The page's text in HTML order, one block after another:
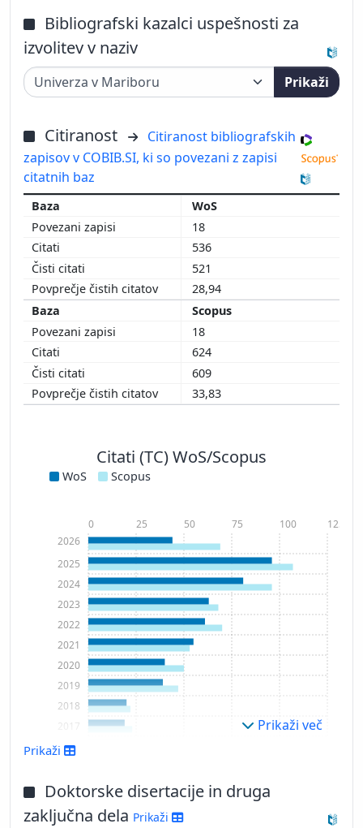
Bibliografski kazalci uspešnosti za
izvolitev v naziv
Prikaži
Citiranost
Citiranost bibliografskih
zapisov v COBIB.SI, ki so povezani z zapisi
citatnih baz
WoS
18
536
521
28,94
Scopus
18
624
609
33,83
Citati (TC) WoS/Scopus
WoS Scopus
2016
2017
2018
2019
2020
2021
2022
2023
2024
2025
2026
0 25 50 75 100 125
Prikaži več
Prikaži
Doktorske disertacije in druga
zaključna dela Prikaži